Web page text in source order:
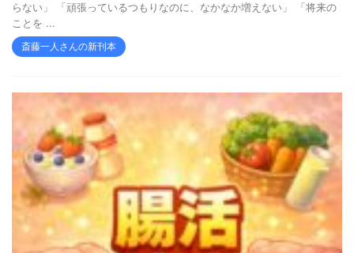
らない」 「頑張っているつもりなのに、なかなか増えない」 「将来の
ことを ...
斎藤一人さんの新刊本